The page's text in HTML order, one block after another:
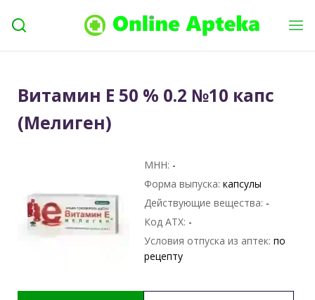
Витамин Е 50 % 0.2 №10 капс
(Мелиген)
МНН: -
Форма выпуска: капсулы
Действующие вещества: -
Код АТХ: -
Условия отпуска из аптек: по
рецепту